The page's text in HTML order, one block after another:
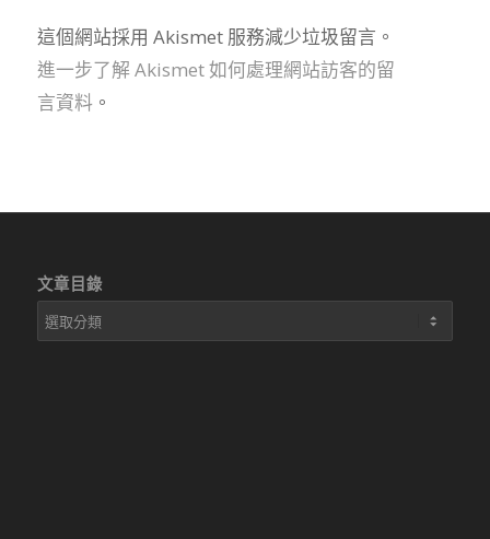
這個網站採用 Akismet 服務減少垃圾留言。
進一步了解 Akismet 如何處理網站訪客的留
言資料。
文章目錄
文
章